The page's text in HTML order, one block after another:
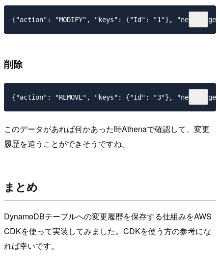
削除
このデータがあれば何かあった時Athenaで確認して、変更
履歴を追うことができそうですね。
まとめ
DynamoDBテーブルへの変更履歴を保存する仕組みをAWS
CDKを使って実装してみました。CDKを使う方の参考にな
れば幸いです。